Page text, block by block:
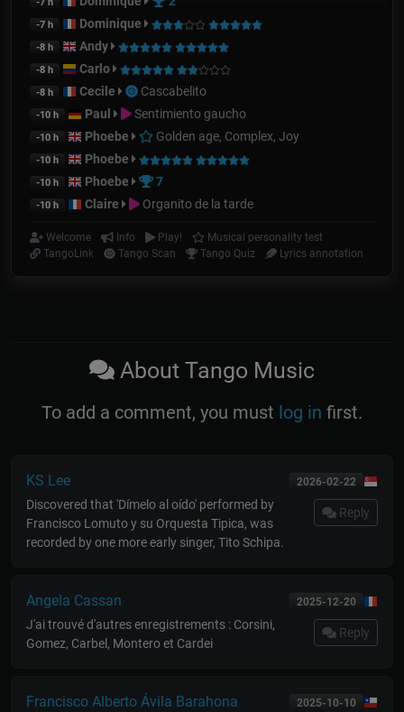
-7 h
-7 h Dominique
-8 h Andy
-8 h Carlo
-8 h Cecile Cascabelito
-10 h Paul Sentimiento gaucho
-10 h Phoebe Golden age, Complex, Joy
-10 h Phoebe
-10 h Phoebe 7
-10 h Claire Organito de la tarde
Welcome Info Play!
Musical personality test
TangoLink
Tango Scan Tango Quiz Lyrics annotation
About Tango Music
To add a comment, you must log in first.
2026-02-22
KS Lee
Reply
Discovered that 'Dímelo al oído' performed by
Francisco Lomuto y su Orquesta Tipica, was
recorded by one more early singer, Tito Schipa.
2025-12-20
Angela Cassan
Reply
J'ai trouvé d'autres enregistrements : Corsini,
Gomez, Carbel, Montero et Cardei
2025-10-10
Francisco Alberto Ávila Barahona